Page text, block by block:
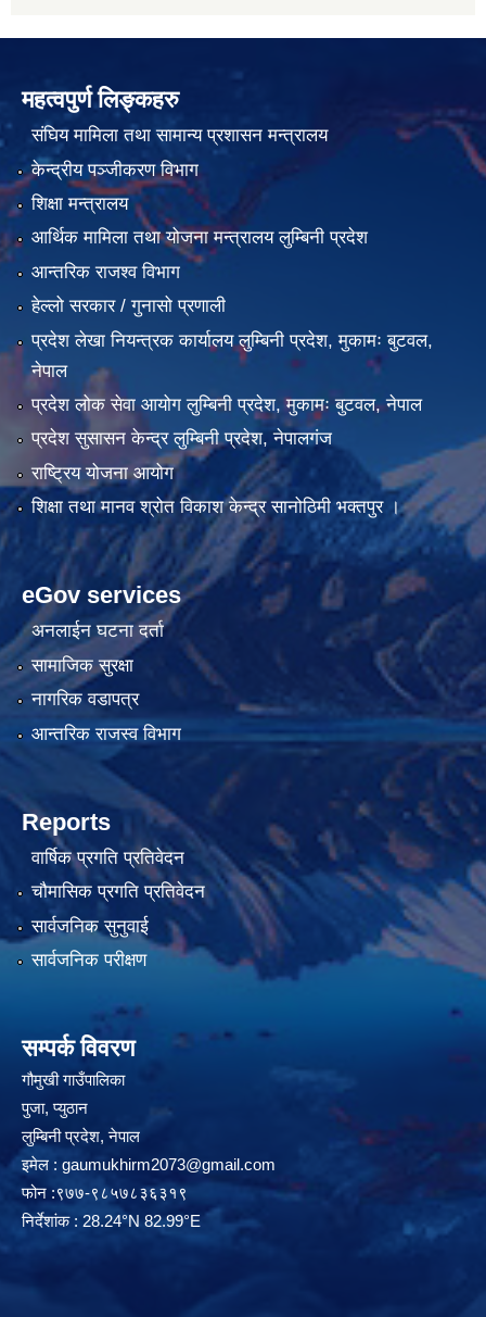
महत्वपुर्ण लिङ्कहरु
संघिय मामिला तथा सामान्य प्रशासन मन्त्रालय
केन्द्रीय पञ्जीकरण विभाग
शिक्षा मन्त्रालय
आर्थिक मामिला तथा योजना मन्त्रालय लुम्बिनी प्रदेश
आन्तरिक राजश्व विभाग
हेल्लो सरकार / गुनासो प्रणाली
प्रदेश लेखा नियन्त्रक कार्यालय लुम्बिनी प्रदेश, मुकामः बुटवल,
नेपाल
प्रदेश लोक सेवा आयोग लुम्बिनी प्रदेश, मुकामः बुटवल, नेपाल
प्रदेश सुसासन केन्द्र लुम्बिनी प्रदेश, नेपालगंज
राष्ट्रिय योजना आयोग
शिक्षा तथा मानव श्रोत विकाश केन्द्र सानोठिमी भक्तपुर ।
eGov services
अनलाईन घटना दर्ता
सामाजिक सुरक्षा
नागरिक वडापत्र
आन्तरिक राजस्व विभाग
Reports
वार्षिक प्रगति प्रतिवेदन
चौमासिक प्रगति प्रतिवेदन
सार्वजनिक सुनुवाई
सार्वजनिक परीक्षण
सम्पर्क विवरण
गौमुखी गाउँपालिका
पुजा, प्युठान
लुम्बिनी प्रदेश, नेपाल
इमेल : gaumukhirm2073@gmail.com
फोन :९७७-९८५७८३६३१९
निर्देशांक : 28.24°N 82.99°E